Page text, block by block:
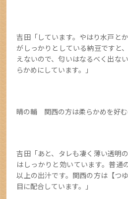
吉田「しています。やはり水戸と
がしっかりとしている納豆ですと
えないので、匂いはなるべく出な
らかめにしています。」
晴の輔 関西の方は柔らかめを好む
吉田「あと、タレも凄く薄い透明
はしっかりと効いています。普通
以上の出汁です。関西の方は【つ
目に配合しています。」